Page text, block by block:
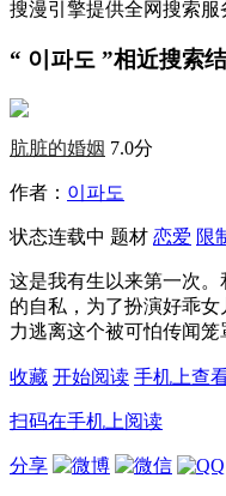
搜漫引擎提供全网搜索服
“ 이파도 ”相近搜索结
肮脏的婚姻 7.0分
作者： 이파도
状态连载中 题材 恋爱 限
这是我有生以来第一次
的自私，为了扮演好乖
力逃离这个被可怕传闻
收藏 开始阅读 手机上查
扫码在手机上阅读
分享